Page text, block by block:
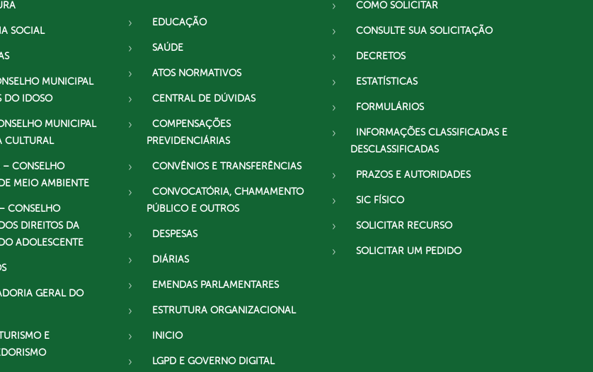
SOCIAL
MUNICIPAL
DO IDOSO
MUNICIPAL
CULTURAL
CONSELHO
MEIO AMBIENTE
CONSELHO
DIREITOS DA
ADOLESCENTE
GERAL DO
E
EDUCAÇÃO
SAÚDE
ATOS NORMATIVOS
CENTRAL DE DÚVIDAS
COMPENSAÇÕES
PREVIDENCIÁRIAS
CONVÊNIOS E TRANSFERÊNCIAS
CONVOCATÓRIA, CHAMAMENTO
PÚBLICO E OUTROS
DESPESAS
DIÁRIAS
EMENDAS PARLAMENTARES
ESTRUTURA ORGANIZACIONAL
INICIO
LGPD E GOVERNO DIGITAL
COMO SOLICITAR
CONSULTE SUA SOLICITAÇÃO
DECRETOS
ESTATÍSTICAS
FORMULÁRIOS
INFORMAÇÕES CLASSIFICADAS E
DESCLASSIFICADAS
PRAZOS E AUTORIDADES
SIC FÍSICO
SOLICITAR RECURSO
SOLICITAR UM PEDIDO